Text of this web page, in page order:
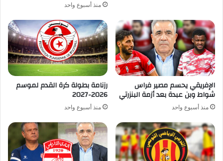
منذ أسبوع واحد
الإفريقي يحسم مصير فراس
شواط وبن عبدة بعد أزمة البنزرتي
منذ أسبوع واحد
رزنامة بطولة كرة القدم لموسم
2026-2027
منذ أسبوع واحد